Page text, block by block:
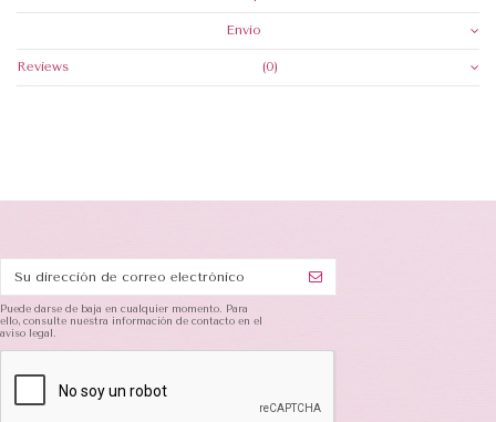
Envio
Reviews (0)
Puede darse de baja en cualquier momento. Para
ello, consulte nuestra información de contacto en el
aviso legal.